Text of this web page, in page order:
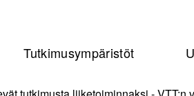
Tutkimusympäristöt